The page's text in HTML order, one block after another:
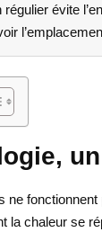
régulier évite
ne
la chaleur se